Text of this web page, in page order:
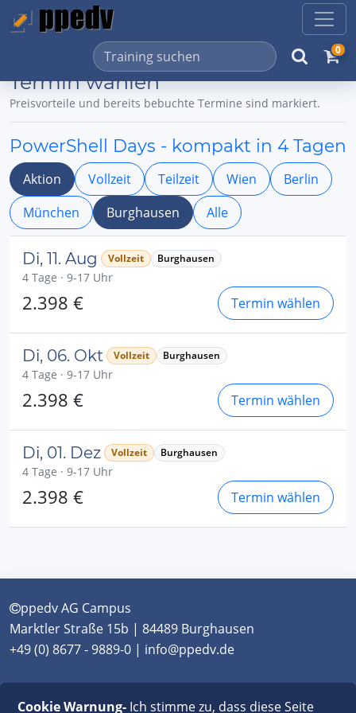
0
Termin wählen
Preisvorteile und bereits bebuchte Termine sind markiert.
PowerShell Days - kompakt in 4 Tagen
Aktion Vollzeit Teilzeit Wien
Berlin
München
Burghausen Alle
Di, 11. Aug Vollzeit Burghausen
4 Tage · 9-17 Uhr
2.398 € Termin wählen
Di, 06. Okt Vollzeit Burghausen
4 Tage · 9-17 Uhr
2.398 € Termin wählen
Di, 01. Dez Vollzeit Burghausen
4 Tage · 9-17 Uhr
2.398 € Termin wählen
ppedv AG Campus
Marktler Straße 15b | 84489 Burghausen
+49 (0) 8677 - 9889-0 | info@ppedv.de
Cookie Warnung-Ich stimme zu, dass diese Seite